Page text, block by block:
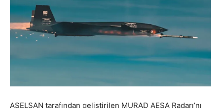
ASELSAN tarafından geliştirilen MURAD AESA Radarı’nı